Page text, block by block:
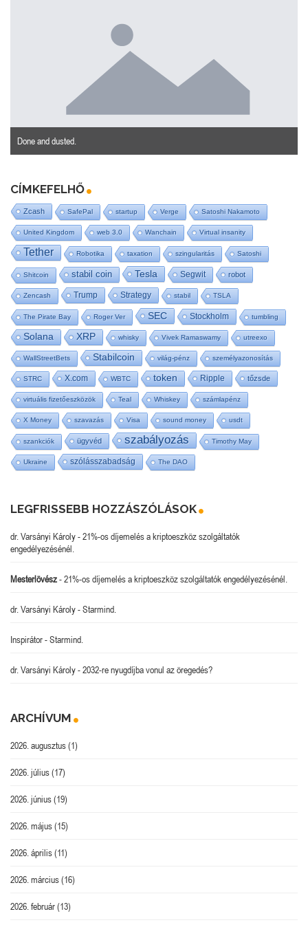
Done and dusted.
CÍMKEFELHŐ
Zcash SafePal startup Verge Satoshi Nakamoto
United Kingdom web 3.0 Wanchain Virtual insanity
Tether Robotika taxation szingularitás Satoshi
Shitcoin stabil coin Tesla Segwit robot
Zencash Trump Strategy stabil TSLA
The Pirate Bay Roger Ver SEC Stockholm tumbling
Solana XRP whisky Vivek Ramaswamy utreexo
WallStreetBets Stabilcoin világ-pénz személyazonosítás
STRC X.com WBTC token Ripple tőzsde
virtuális fizetőeszközök Teal Whiskey számlapénz
X Money szavazás Visa sound money usdt
szankciók ügyvéd szabályozás Timothy May
Ukraine szólásszabadság The DAO
LEGFRISSEBB HOZZÁSZÓLÁSOK
dr. Varsányi Károly-21%-os díjemelés a kriptoeszköz szolgáltatók
engedélyezésénél.
Mesterlövész-21%-os díjemelés a kriptoeszköz szolgáltatók engedélyezésénél.
dr. Varsányi Károly-Starmind.
Inspirátor-Starmind.
dr. Varsányi Károly-2032-re nyugdíjba vonul az öregedés?
ARCHÍVUM
2026. augusztus(1)
2026. július(17)
2026. június(19)
2026. május(15)
2026. április(11)
2026. március(16)
2026. február(13)